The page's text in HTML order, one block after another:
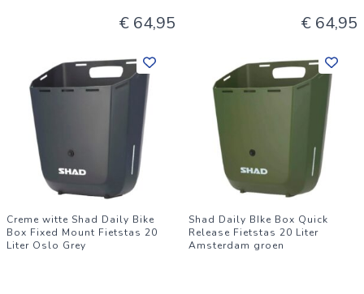
€ 64,95 € 64,95
Creme witte Shad Daily Bike
Box Fixed Mount Fietstas 20
Liter Oslo Grey
Shad Daily BIke Box Quick
Release Fietstas 20 Liter
Amsterdam groen